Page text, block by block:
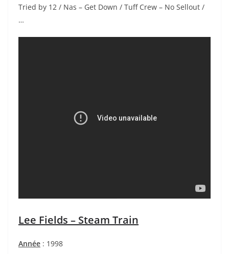
Tried by 12 / Nas – Get Down / Tuff Crew – No Sellout /
…
Lee Fields – Steam Train
Année : 1998